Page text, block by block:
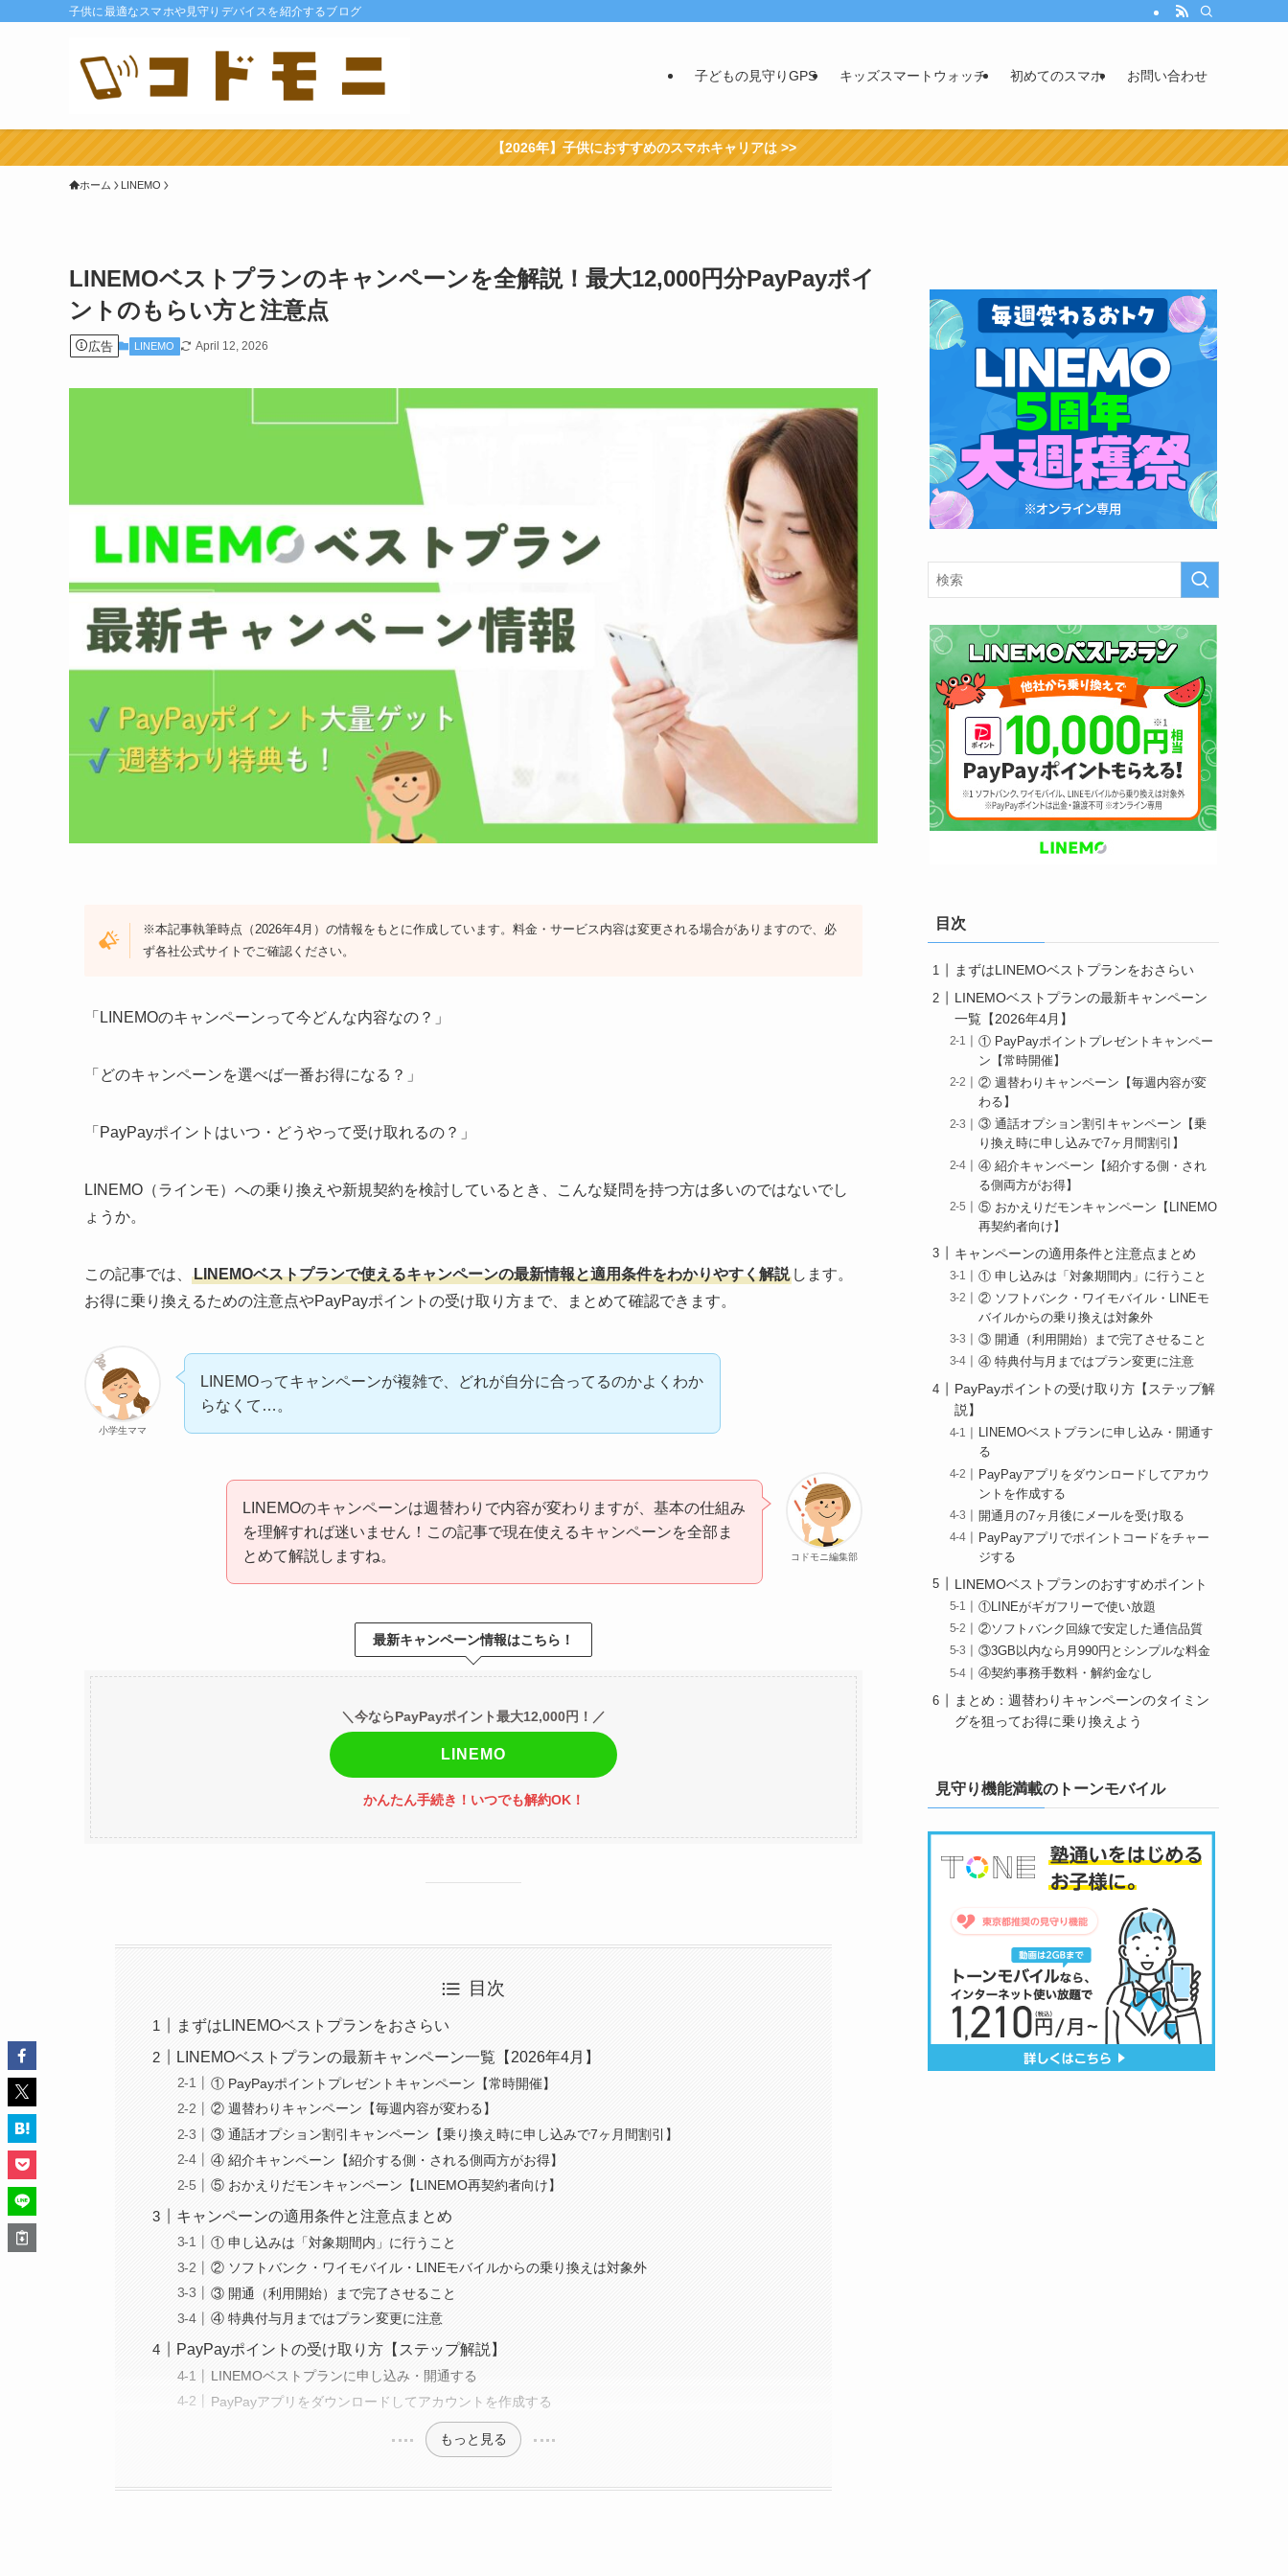
子供に最適なスマホや見守りデバイスを紹介するブログ
子どもの見守りGPS キッズスマートウォッチ 初めてのスマホ お問い合わせ
【2026年】子供におすすめのスマホキャリアは >>
ホーム LINEMO
LINEMOベストプランのキャンペーンを全解説！最大12,000円分PayPayポイ
ントのもらい方と注意点
広告 LINEMO April 12, 2026
※本記事執筆時点（2026年4月）の情報をもとに作成しています。料金・サービス内容は変更される場合がありますので、必
ず各社公式サイトでご確認ください。
「LINEMOのキャンペーンって今どんな内容なの？」
「どのキャンペーンを選べば一番お得になる？」
「PayPayポイントはいつ・どうやって受け取れるの？」
LINEMO（ラインモ）への乗り換えや新規契約を検討しているとき、こんな疑問を持つ方は多いのではないでし
ょうか。
この記事では、 LINEMOベストプランで使えるキャンペーンの最新情報と適用条件をわかりやすく解説 します。
お得に乗り換えるための注意点やPayPayポイントの受け取り方まで、まとめて確認できます。
小学生ママ
LINEMOってキャンペーンが複雑で、どれが自分に合ってるのかよくわか
らなくて…。
コドモニ編集部
LINEMOのキャンペーンは週替わりで内容が変わりますが、基本の仕組み
を理解すれば迷いません！この記事で現在使えるキャンペーンを全部ま
とめて解説しますね。
最新キャンペーン情報はこちら！
＼今ならPayPayポイント最大12,000円！／
LINEMO
かんたん手続き！いつでも解約OK！
目次
まずはLINEMOベストプランをおさらい
LINEMOベストプランの最新キャンペーン一覧【2026年4月】
① PayPayポイントプレゼントキャンペーン【常時開催】
② 週替わりキャンペーン【毎週内容が変わる】
③ 通話オプション割引キャンペーン【乗り換え時に申し込みで7ヶ月間割引】
④ 紹介キャンペーン【紹介する側・される側両方がお得】
⑤ おかえりだモンキャンペーン【LINEMO再契約者向け】
キャンペーンの適用条件と注意点まとめ
① 申し込みは「対象期間内」に行うこと
② ソフトバンク・ワイモバイル・LINEモバイルからの乗り換えは対象外
③ 開通（利用開始）まで完了させること
④ 特典付与月まではプラン変更に注意
PayPayポイントの受け取り方【ステップ解説】
LINEMOベストプランに申し込み・開通する
PayPayアプリをダウンロードしてアカウントを作成する
もっと見る
目次
まずはLINEMOベストプランをおさらい
LINEMOベストプランの最新キャンペーン
一覧【2026年4月】
① PayPayポイントプレゼントキャンペー
ン【常時開催】
② 週替わりキャンペーン【毎週内容が変
わる】
③ 通話オプション割引キャンペーン【乗
り換え時に申し込みで7ヶ月間割引】
④ 紹介キャンペーン【紹介する側・され
る側両方がお得】
⑤ おかえりだモンキャンペーン【LINEMO
再契約者向け】
キャンペーンの適用条件と注意点まとめ
① 申し込みは「対象期間内」に行うこと
② ソフトバンク・ワイモバイル・LINEモ
バイルからの乗り換えは対象外
③ 開通（利用開始）まで完了させること
④ 特典付与月まではプラン変更に注意
PayPayポイントの受け取り方【ステップ解
説】
LINEMOベストプランに申し込み・開通す
る
PayPayアプリをダウンロードしてアカウ
ントを作成する
開通月の7ヶ月後にメールを受け取る
PayPayアプリでポイントコードをチャー
ジする
LINEMOベストプランのおすすめポイント
①LINEがギガフリーで使い放題
②ソフトバンク回線で安定した通信品質
③3GB以内なら月990円とシンプルな料金
④契約事務手数料・解約金なし
まとめ：週替わりキャンペーンのタイミン
グを狙ってお得に乗り換えよう
見守り機能満載のトーンモバイル